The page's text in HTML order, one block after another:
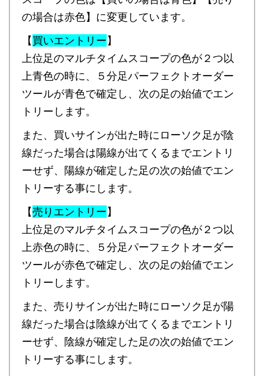
の場合は赤色】に変更しています。
【買いエントリー】
上位足のマルチタイムスコープの色が２つ以
上青色の時に、５分足パーフェクトオーダー
ツールが青色で確定し、次の足の始値でエン
トリーします。
また、買いサインが出た時にローソク足が陰
線だった場合は陽線が出てくるまでエントリ
ーせず、陽線が確定した足の次の始値でエン
トリーする事にします。
【売りエントリー】
上位足のマルチタイムスコープの色が２つ以
上赤色の時に、５分足パーフェクトオーダー
ツールが赤色で確定し、次の足の始値でエン
トリーします。
また、売りサインが出た時にローソク足が陽
線だった場合は陰線が出てくるまでエントリ
ーせず、陰線が確定した足の次の始値でエン
トリーする事にします。